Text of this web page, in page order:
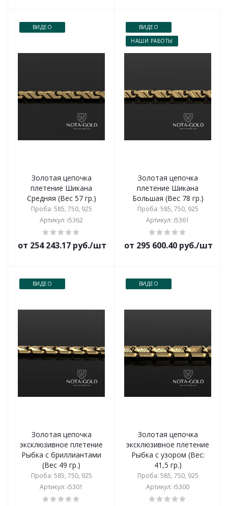
ВИДЕО
Золотая цепочка
плетение Шикана
Средняя (Вес 57 гр.)
Проба: 585, 750, 925
Артикул: i5362
от 254 243.17 руб./шт
ВИДЕО
НАШИ РАБОТЫ
Золотая цепочка
плетение Шикана
Большая (Вес 78 гр.)
Проба: 585, 750, 925
Артикул: i5361
от 295 600.40 руб./шт
ВИДЕО
Золотая цепочка
эксклюзивное плетение
Рыбка с бриллиантами
(Вес 49 гр.)
Проба: 585, 750, 925
Артикул: i5301
ВИДЕО
Золотая цепочка
эксклюзивное плетение
Рыбка с узором (Вес:
41,5 гр.)
Проба: 585, 750, 925
Артикул: i5300